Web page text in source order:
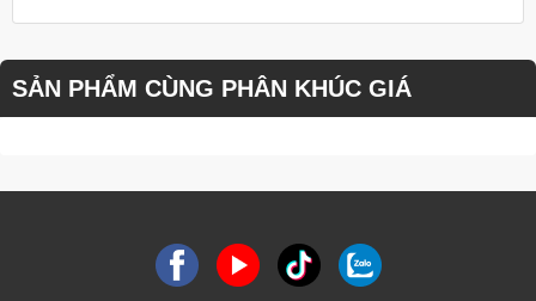
SẢN PHẨM CÙNG PHÂN KHÚC GIÁ